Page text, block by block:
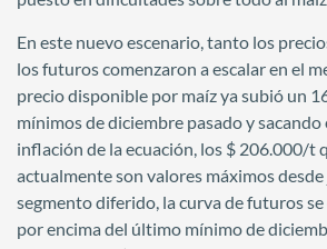
En este nuevo escenario, tanto los
los futuros comenzaron a escalar en el
precio disponible por maíz ya subió un
mínimos de diciembre pasado y sacando
inflación de la ecuación, los $ 206.000/t
actualmente son valores máximos
segmento diferido, la curva de futuros
por encima del último mínimo de